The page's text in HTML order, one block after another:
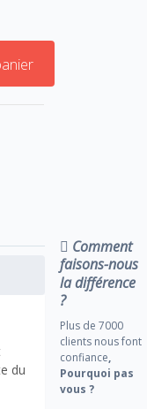
du
Comment
faisons-nous
la différence
?
Plus de 7000
clients nous font
confiance,
Pourquoi pas
vous ?